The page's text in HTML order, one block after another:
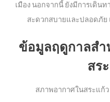
เมือง นอกจากนี้ ยังมีการเดิน
สะดวกสบายและปลอดภัย
ข้อมูลฤดูกาลสำ
สร
สภาพอากาศในสระแก้